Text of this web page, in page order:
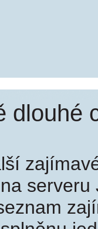
dlouhé
serveru